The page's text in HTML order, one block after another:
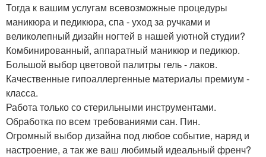
Тогда к вашим услугам всевозможные процедуры
маникюра и педикюра, спа - уход за ручками и
великолепный дизайн ногтей в нашей уютной студии?
Комбинированный, аппаратный маникюр и педикюр.
Большой выбор цветовой палитры гель - лаков.
Качественные гипоаллергенные материалы премиум -
класса.
Работа только со стерильными инструментами.
Обработка по всем требованиями сан. Пин.
Огромный выбор дизайна под любое событие, наряд и
настроение, а так же ваш любимый идеальный френч?